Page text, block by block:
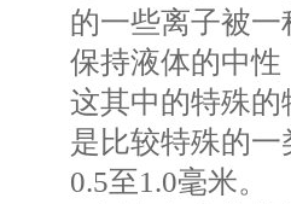
的一些离子被
保持液体的中
这其中的特殊
是比较特殊的
0.5至1.0毫米。